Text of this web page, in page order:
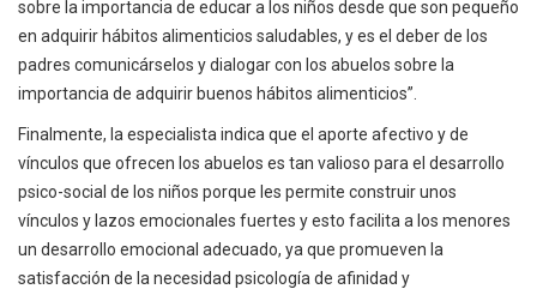
sobre la importancia de educar a los niños desde que son pequeño
en adquirir hábitos alimenticios saludables, y es el deber de los
padres comunicárselos y dialogar con los abuelos sobre la
importancia de adquirir buenos hábitos alimenticios”.
Finalmente, la especialista indica que el aporte afectivo y de
vínculos que ofrecen los abuelos es tan valioso para el desarrollo
psico-social de los niños porque les permite construir unos
vínculos y lazos emocionales fuertes y esto facilita a los menores
un desarrollo emocional adecuado, ya que promueven la
satisfacción de la necesidad psicología de afinidad y